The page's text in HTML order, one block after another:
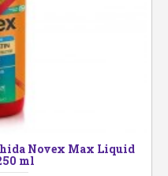
Novex Max Liquid
ml